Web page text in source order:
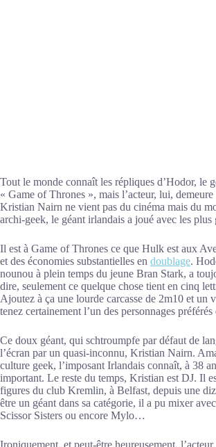
Tout le monde connaît les répliques d’Hodor, le
« Game of Thrones », mais l’acteur, lui,
Kristian Nairn ne vient pas du cinéma mais du
archi-geek, le géant irlandais a joué avec les plus
Il est à Game of Thrones ce que Hulk est aux
et des économies substantielles en doublage.
nounou à plein temps du jeune Bran Stark, a
dire, seulement ce quelque chose tient en cinq
Ajoutez à ça une lourde carcasse de 2m10 et un
tenez certainement l’un des personnages préférés
Ce doux géant, qui schtroumpfe par défaut de
l’écran par un quasi-inconnu, Kristian Nairn.
culture geek, l’imposant Irlandais connaît, à 38
important. Le reste du temps, Kristian est DJ. Il
figures du club Kremlin, à Belfast, depuis une
être un géant dans sa catégorie, il a pu mixer
Scissor Sisters ou encore Mylo…